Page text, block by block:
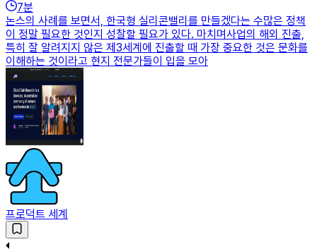
7분
논스의 사례를 보면서, 한국형 실리콘밸리를 만들겠다는 수많은 정책
이 정말 필요한 것인지 성찰할 필요가 있다. 마치며사업의 해외 진출,
특히 잘 알려지지 않은 제3세계에 진출할 때 가장 중요한 것은 문화를
이해하는 것이라고 현지 전문가들이 입을 모아
프로덕트 세계